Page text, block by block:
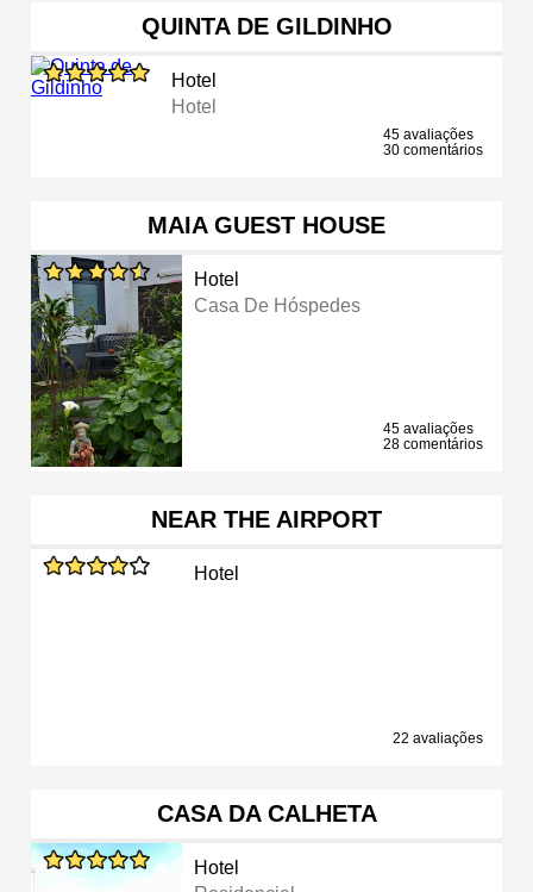
QUINTA DE GILDINHO
Hotel
Hotel
45 avaliações
30 comentários
MAIA GUEST HOUSE
Hotel
Casa De Hóspedes
45 avaliações
28 comentários
NEAR THE AIRPORT
Hotel
22 avaliações
CASA DA CALHETA
Hotel